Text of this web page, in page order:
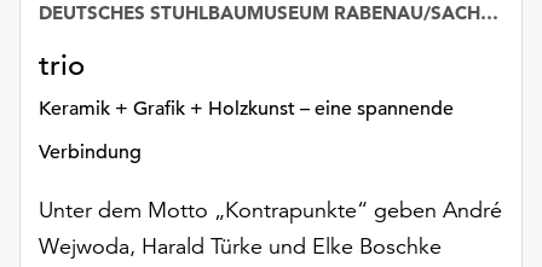
auch
ohne
Ihr
Einverständnis
weiterhin
ausgeführt.
Möchten
Sie
trio
Keramik + Grafik + Holzkunst – eine spannende
Verbindung
DEUTSCHES STUHLBAUMUSEUM RABENAU/SACHSEN
Unter dem Motto „Kontrapunkte“ geben André
Wejwoda, Harald Türke und Elke Boschke